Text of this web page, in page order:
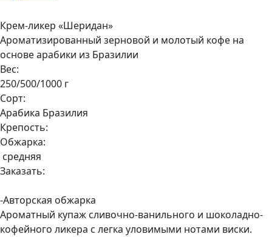
Крем-ликер «Шеридан»
Ароматизированный зерновой и молотый кофе на
основе арабики из Бразилии
Вес:
250/500/1000 г
Сорт:
Арабика Бразилия
Крепость:
Обжарка:
средняя
Заказать:
-Авторская обжарка
Ароматный купаж сливочно-ванильного и шоколадно-
кофейного ликера с легка уловимыми нотами виски.